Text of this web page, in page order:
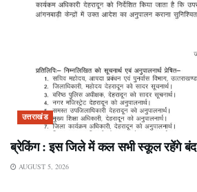
उत्तराखंड
ब्रेकिंग : इस जिले में कल सभी स्कूल रहेंगे बंद
AUGUST 5, 2026